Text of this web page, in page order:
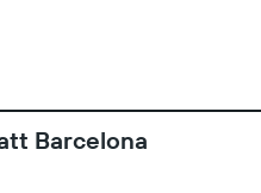
Barcelona